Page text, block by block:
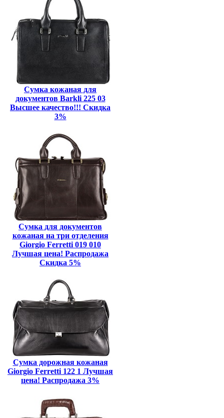
Сумка кожаная для
документов Barkli 225 03
Высшее качество!!! Скидка
3%
Сумка для документов
кожаная на три отделения
Giorgio Ferretti 019 010
Лучшая цена! Распродажа
Скидка 5%
Сумка дорожная кожаная
Giorgio Ferretti 122 1 Лучшая
цена! Распродажа 3%